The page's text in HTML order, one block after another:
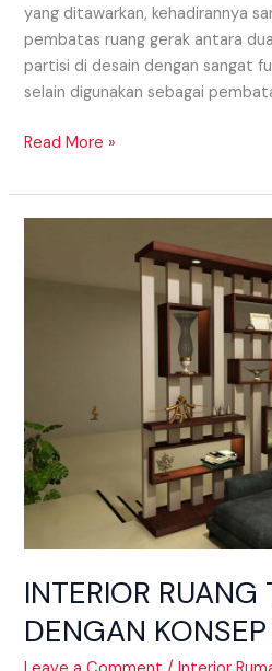
yang ditawarkan, kehadirannya
pembatas ruang gerak antara
partisi di desain dengan sangat
selain digunakan sebagai
Read More »
INTERIOR RUANG
DENGAN